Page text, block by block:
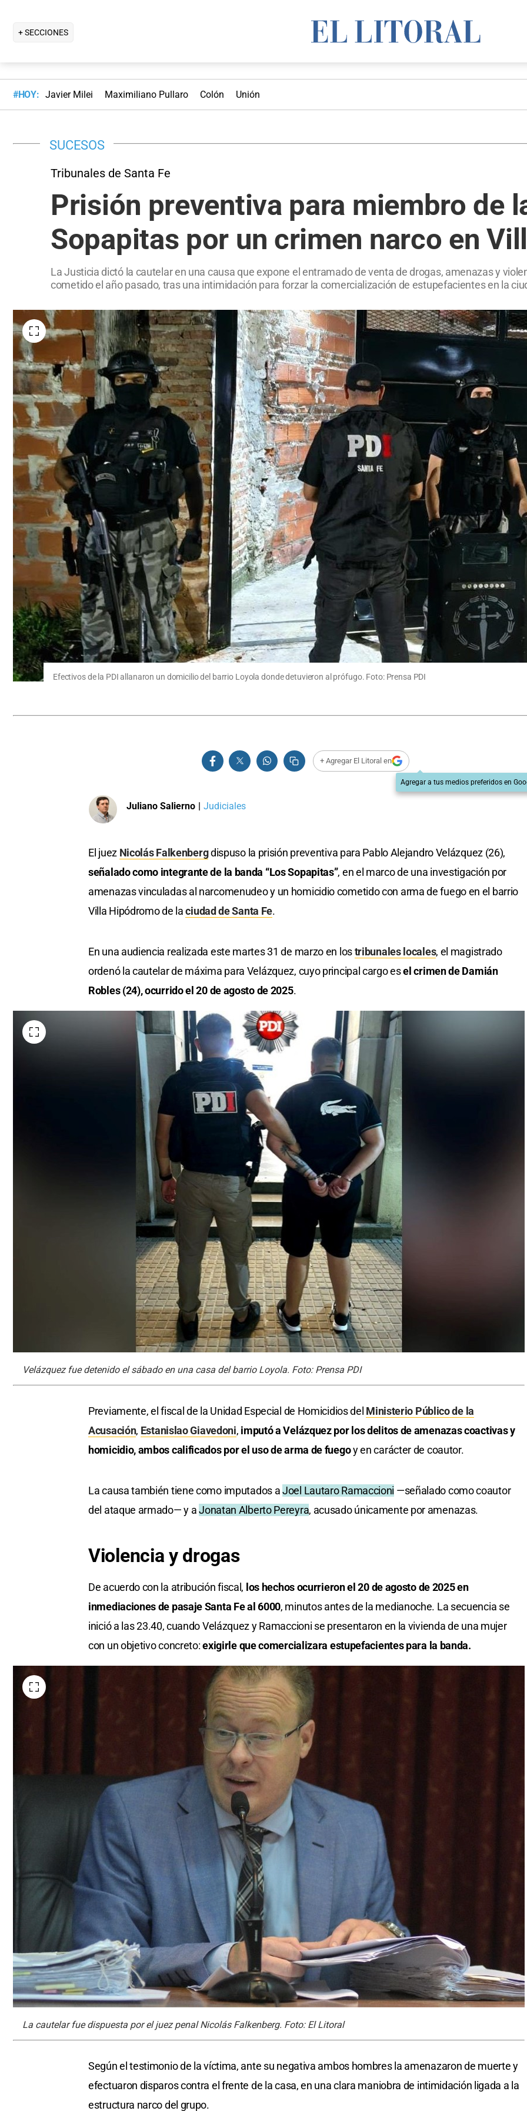
+ SECCIONES
#HOY: Javier Milei Maximiliano Pullaro Colón Unión
SUCESOS
Tribunales de Santa Fe
Prisión preventiva para miembro de
Sopapitas por un crimen narco en
La Justicia dictó la cautelar en una causa que expone el entramado de venta de drogas, amenazas y
cometido el año pasado, tras una intimidación para forzar la comercialización de estupefacientes en la
Efectivos de la PDI allanaron un domicilio del barrio Loyola donde detuvieron al prófugo. Foto: Prensa PDI
+ Agregar El Litoral en
Agregar a tus medios preferidos en
Juliano Salierno | Judiciales
El juez Nicolás Falkenbergdispuso la prisión preventiva para Pablo Alejandro Velázquez (26),
señalado como integrante de la banda “Los Sopapitas”, en el marco de una investigación por
amenazas vinculadas al narcomenudeo y un homicidio cometido con arma de fuego en el barrio
Villa Hipódromo de laciudad de Santa Fe.
En una audiencia realizada este martes 31 de marzo en lostribunales locales, el magistrado
ordenó la cautelar de máxima para Velázquez, cuyo principal cargo esel crimen de Damián
Robles (24), ocurrido el 20 de agosto de 2025.
Velázquez fue detenido el sábado en una casa del barrio Loyola. Foto: Prensa PDI
Previamente, el fiscal de la Unidad Especial de Homicidios del Ministerio Público de la
Acusación, Estanislao Giavedoni, imputó a Velázquez por los delitos de amenazas coactivas y
homicidio, ambos calificados por el uso de arma de fuegoy en carácter de coautor.
La causa también tiene como imputados aJoel Lautaro Ramaccioni —señalado como coautor
del ataque armado— y aJonatan Alberto Pereyra, acusado únicamente por amenazas.
Violencia y drogas
De acuerdo con la atribución fiscal, los hechos ocurrieron el 20 de agosto de 2025 en
inmediaciones de pasaje Santa Fe al 6000, minutos antes de la medianoche. La secuencia se
inició a las 23.40, cuando Velázquez y Ramaccioni se presentaron en la vivienda de una mujer
con un objetivo concreto:exigirle que comercializara estupefacientes para la banda.
La cautelar fue dispuesta por el juez penal Nicolás Falkenberg. Foto: El Litoral
Según el testimonio de la víctima, ante su negativa ambos hombres la amenazaron de muerte y
efectuaron disparos contra el frente de la casa, en una clara maniobra de intimidación ligada a la
estructura narco del grupo.